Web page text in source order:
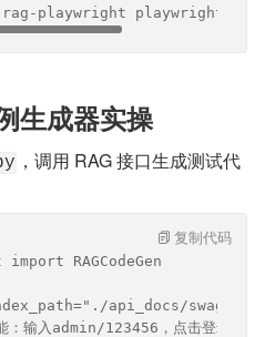
playwright playwright-
生成器实操
，调用 RAG 接口生成测试代
RAGCodeGen
api_docs/
输入admin/123456，点击登录，
复制代码